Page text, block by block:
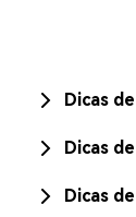
Dicas
Dicas
Dicas